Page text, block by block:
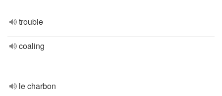
trouble
coaling
le charbon